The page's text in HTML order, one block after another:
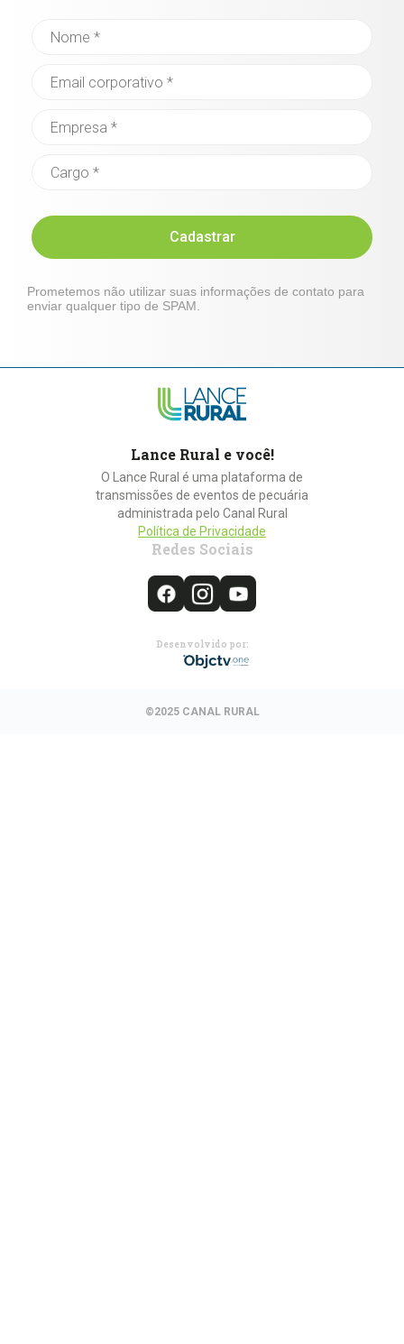
Cadastrar
Prometemos não utilizar suas informações de contato para
enviar qualquer tipo de SPAM.
Lance Rural e você!
O Lance Rural é uma plataforma de
transmissões de eventos de pecuária
administrada pelo Canal Rural
Política de Privacidade
Redes Sociais
Desenvolvido por:
©2025 CANAL RURAL